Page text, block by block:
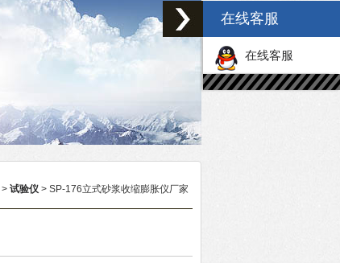
> 试验仪 > SP-176立式砂浆收缩膨胀仪厂家
在线客服
在线客服